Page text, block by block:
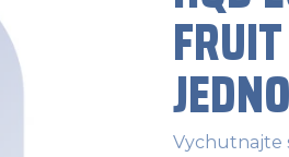
Vychutnajte